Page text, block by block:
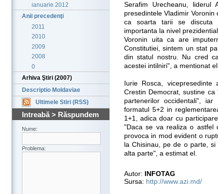
ianuarie 2012
Anii precedenţi
2011
2010
2009
2008
0
Arhiva Ştiri (2007)
Descriptio Moldaviae
Ultimele Stiri (RSS)
Intreabă > Răspundem
Nume:
Problema:
Serafim Urecheanu, liderul
presedintele Vladimir
ca soarta tarii se discuta
importanta la nivel
Voronin uita ca are
Constitutiei, sintem un stat
din statul nostru. Nu cred
acestei intilniri", a mentionat
Iurie Rosca, vicepresedinte
Crestin Democrat, sustine
partenerilor occidentali", iar
formatul 5+2 in
1+1, adica doar cu
"Daca se va realiza o astfel
provoca in mod evident o
la Chisinau, pe de o parte,
alta parte", a estimat el.
Autor: INFOTAG
Sursa: http://www.azi.md/